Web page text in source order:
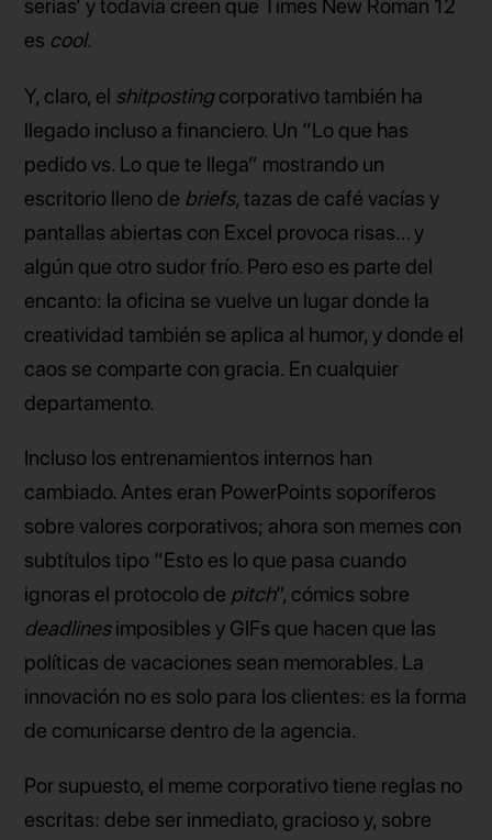
serias’ y todavía creen que Times New Roman 12
es cool.
Y, claro, el shitpostingcorporativo también ha
llegado incluso a financiero. Un “Lo que has
pedido vs. Lo que te llega” mostrando un
escritorio lleno de briefs, tazas de café vacías y
pantallas abiertas con Excel provoca risas… y
algún que otro sudor frío. Pero eso es parte del
encanto: la oficina se vuelve un lugar donde la
creatividad también se aplica al humor, y donde el
caos se comparte con gracia. En cualquier
departamento.
Incluso los entrenamientos internos han
cambiado. Antes eran PowerPoints soporíferos
sobre valores corporativos; ahora son memes con
subtítulos tipo “Esto es lo que pasa cuando
ignoras el protocolo de pitch”, cómics sobre
deadlinesimposibles y GIFs que hacen que las
políticas de vacaciones sean memorables. La
innovación no es solo para los clientes: es la forma
de comunicarse dentro de la agencia.
Por supuesto, el meme corporativo tiene reglas no
escritas: debe ser inmediato, gracioso y, sobre